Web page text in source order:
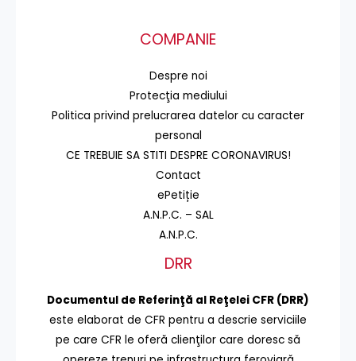
COMPANIE
Despre noi
Protecţia mediului
Politica privind prelucrarea datelor cu caracter
personal
CE TREBUIE SA STITI DESPRE CORONAVIRUS!
Contact
ePetiție
A.N.P.C. – SAL
A.N.P.C.
DRR
Documentul de Referinţă al Reţelei CFR (DRR)
este elaborat de CFR pentru a descrie serviciile
pe care CFR le oferă clienţilor care doresc să